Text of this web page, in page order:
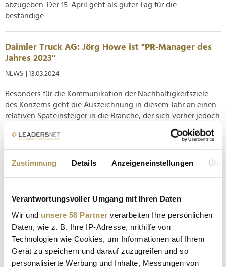
Zustimmung Details Anzeigeneinstellungen
Verantwortungsvoller Umgang mit Ihren Daten
Wir und unsere 58 Partner verarbeiten Ihre persönlichen
Daten, wie z. B. Ihre IP-Adresse, mithilfe von
Technologien wie Cookies, um Informationen auf Ihrem
Gerät zu speichern und darauf zuzugreifen und so
personalisierte Werbung und Inhalte, Messungen von
abzugeben. Der 15. April geht als guter Tag für die
beständige...
Daimler Truck AG: Jörg Howe ist "PR-Manager des
Jahres 2023"
NEWS | 13.03.2024
Besonders für die Kommunikation der Nachhaltigkeitsziele
des Konzerns geht die Auszeichnung in diesem Jahr an einen
relativen Späteinsteiger in die Branche, der sich vorher jedoch
umfangreich im Fernsehen und Journalismus verdient
gemacht hat. In der globalen Entertainment-Welt sind die
großen Award...
Offerista lässt wieder "Frau Wenk" für sich
Die Hamburger Kommunikationsberatung soll den Spezialist
für digitales Handelsmarketing bei der Lösung der "drei
größten Herausforderungen im Handel" unterstützen. "Frau
Wenk" hat den PR-Etat der Offerista Group GmbH gewonnen